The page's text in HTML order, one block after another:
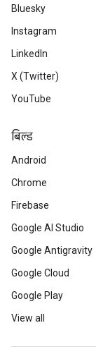
Bluesky
Instagram
LinkedIn
X (Twitter)
YouTube
बिल्ड
Android
Chrome
Firebase
Google AI Studio
Google Antigravity
Google Cloud
Google Play
View all